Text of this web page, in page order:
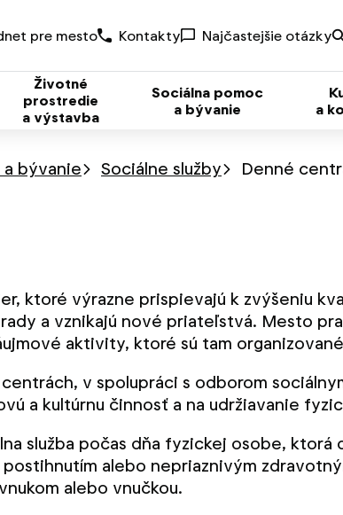
pre mesto Kontakty Najčastejšie otázky
Životné
prostredie
a výstavba
Sociálna pomoc
a bývanie
a
a bývanie Sociálne služby Denné
ktoré výrazne prispievajú k zvýšeniu
a vznikajú nové priateľstvá. Mesto
aktivity, ktoré sú tam
v spolupráci s odborom
a kultúrnu činnosť a na udržiavanie
služba počas dňa fyzickej osobe, ktorá
alebo nepriaznivým
alebo vnučkou.